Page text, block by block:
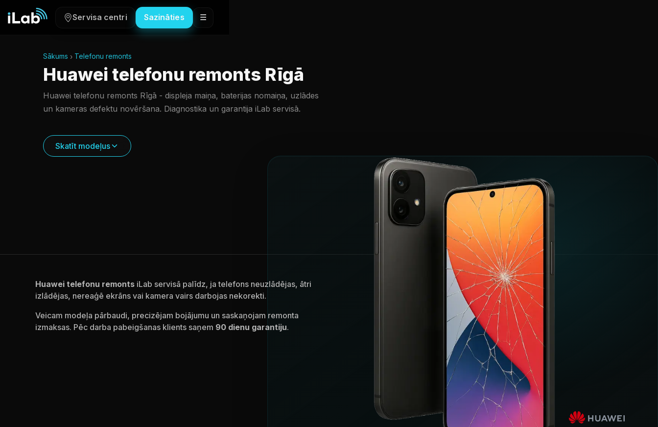
Servisa centri Sazināties ☰
Sākums Telefonu remonts
Huawei telefonu remonts Rīgā
Huawei telefonu remonts Rīgā - displeja maiņa, baterijas nomaiņa, uzlādes
un kameras defektu novēršana. Diagnostika un garantija iLab servisā.
Skatīt modeļus
Huawei telefonu remonts iLab servisā palīdz, ja telefons neuzlādējas, ātri
izlādējas, nereaģē ekrāns vai kamera vairs darbojas nekorekti.
Veicam modeļa pārbaudi, precizējam bojājumu un saskaņojam remonta
izmaksas. Pēc darba pabeigšanas klients saņem 90 dienu garantiju.